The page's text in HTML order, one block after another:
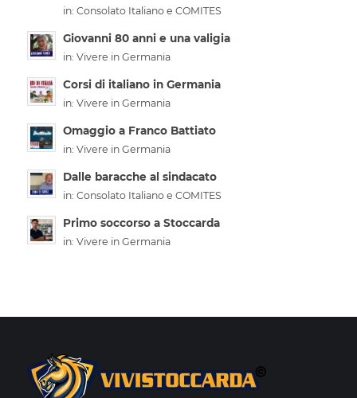
in: Consolato Italiano e COMITES
Giovanni 80 anni e una valigia
in: Vivere in Germania
Corsi di italiano in Germania
in: Vivere in Germania
Omaggio a Franco Battiato
in: Vivere in Germania
Dalle baracche al sindacato
in: Consolato Italiano e COMITES
Primo soccorso a Stoccarda
in: Vivere in Germania